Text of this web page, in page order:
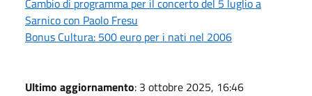
Sarnico con Paolo Fresu
Bonus Cultura: 500 euro per i nati nel 2006
Ultimo aggiornamento: 3 ottobre 2025, 16:46